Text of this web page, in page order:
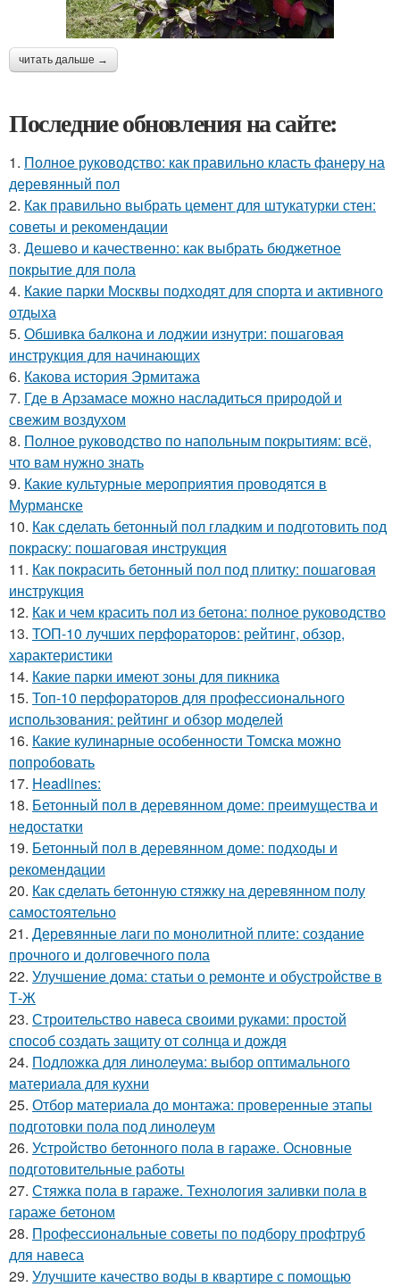
читать дальше →
Последние обновления на сайте:
1. Полное руководство: как правильно класть фанеру на
деревянный пол
2. Как правильно выбрать цемент для штукатурки стен:
советы и рекомендации
3. Дешево и качественно: как выбрать бюджетное
покрытие для пола
4. Какие парки Москвы подходят для спорта и активного
отдыха
5. Обшивка балкона и лоджии изнутри: пошаговая
инструкция для начинающих
6. Какова история Эрмитажа
7. Где в Арзамасе можно насладиться природой и
свежим воздухом
8. Полное руководство по напольным покрытиям: всё,
что вам нужно знать
9. Какие культурные мероприятия проводятся в
Мурманске
10. Как сделать бетонный пол гладким и подготовить под
покраску: пошаговая инструкция
11. Как покрасить бетонный пол под плитку: пошаговая
инструкция
12. Как и чем красить пол из бетона: полное руководство
13. ТОП-10 лучших перфораторов: рейтинг, обзор,
характеристики
14. Какие парки имеют зоны для пикника
15. Топ-10 перфораторов для профессионального
использования: рейтинг и обзор моделей
16. Какие кулинарные особенности Томска можно
попробовать
17. Headlines:
18. Бетонный пол в деревянном доме: преимущества и
недостатки
19. Бетонный пол в деревянном доме: подходы и
рекомендации
20. Как сделать бетонную стяжку на деревянном полу
самостоятельно
21. Деревянные лаги по монолитной плите: создание
прочного и долговечного пола
22. Улучшение дома: статьи о ремонте и обустройстве в
Т-Ж
23. Строительство навеса своими руками: простой
способ создать защиту от солнца и дождя
24. Подложка для линолеума: выбор оптимального
материала для кухни
25. Отбор материала до монтажа: проверенные этапы
подготовки пола под линолеум
26. Устройство бетонного пола в гараже. Основные
подготовительные работы
27. Стяжка пола в гараже. Технология заливки пола в
гараже бетоном
28. Профессиональные советы по подбору профтруб
для навеса
29. Улучшите качество воды в квартире с помощью